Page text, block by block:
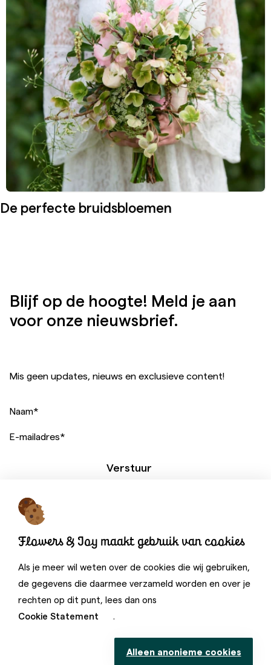
Flowers & Joy maakt gebruik van cookies
Als je meer wil weten over de cookies die wij gebruiken,
de gegevens die daarmee verzameld worden en over je
rechten op dit punt, lees dan ons
Cookie Statement
Alleen anonieme cookies
De perfecte bruidsbloemen
Blijf op de hoogte! Meld je aan
voor onze nieuwsbrief.
Mis geen updates, nieuws en exclusieve content!
Naam*
E-mailadres*
Verstuur
Een website van:
Flowers & Joy 2026. Alle rechten voorbehouden.